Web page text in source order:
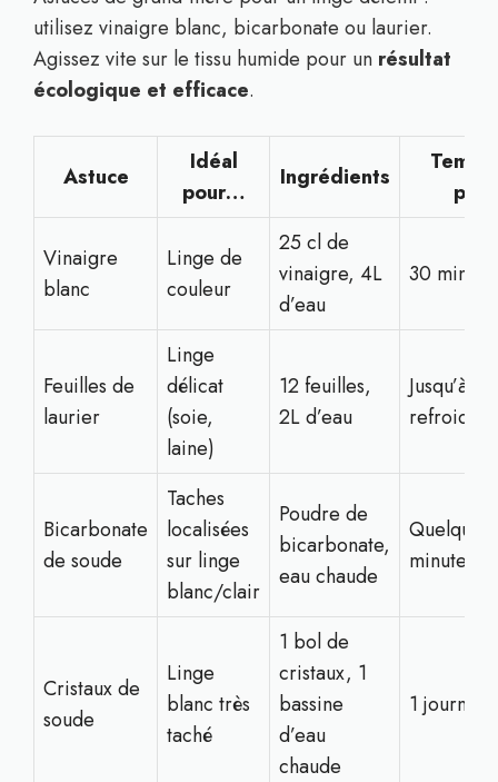
utilisez vinaigre blanc, bicarbonate ou laurier.
Agissez vite sur le tissu humide pour un résultat
écologique et efficace.
Astuce
Idéal
pour…
Ingrédients
Vinaigre
blanc
Linge de
couleur
25 cl de
vinaigre, 4L
d’eau
30
Feuilles de
laurier
Linge
délicat
(soie,
laine)
12 feuilles,
2L d’eau
Jusqu’à
Bicarbonate
de soude
Taches
localisées
sur linge
blanc/clair
Poudre de
bicarbonate,
eau chaude
Quelques
minutes
Cristaux de
soude
Linge
blanc très
taché
1 bol de
cristaux, 1
bassine
d’eau
chaude
1 journée